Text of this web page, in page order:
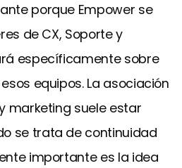
porque Empower se
de CX, Soporte y
específicamente sobre
equipos. La asociación
marketing suele estar
se trata de continuidad
importante es la idea